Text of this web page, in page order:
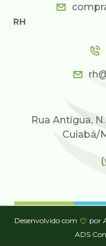
RH
Rua Antígua,
Cuiabá/
(
Desenvolvido com
por
ADS